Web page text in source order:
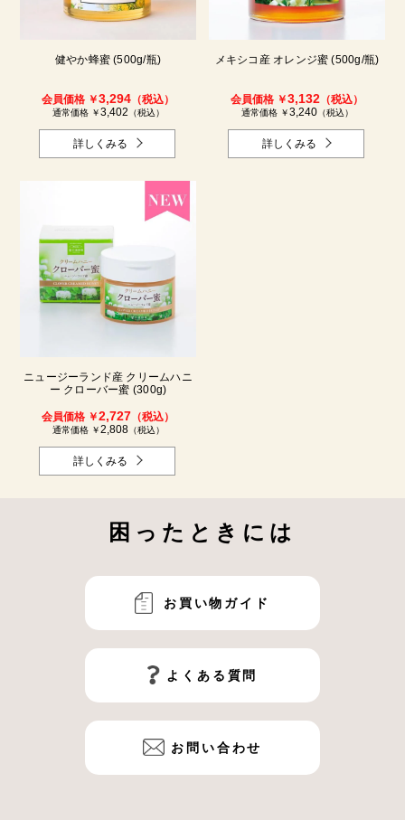
健やか蜂蜜 (500g/瓶)
会員価格 ￥3,294 （税込）
通常価格 ￥3,402 （税込）
詳しくみる
メキシコ産 オレンジ蜜 (500g/瓶)
会員価格 ￥3,132 （税込）
通常価格 ￥3,240（税込）
詳しくみる
ニュージーランド産 クリームハニ
ー クローバー蜜 (300g)
会員価格 ￥2,727 （税込）
通常価格 ￥2,808（税込）
詳しくみる
困ったときには
お買い物ガイド
よくある質問
お問い合わせ